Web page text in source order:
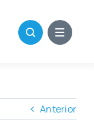
Anterior